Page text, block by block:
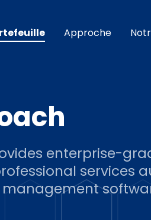
Approche
enterprise-
services